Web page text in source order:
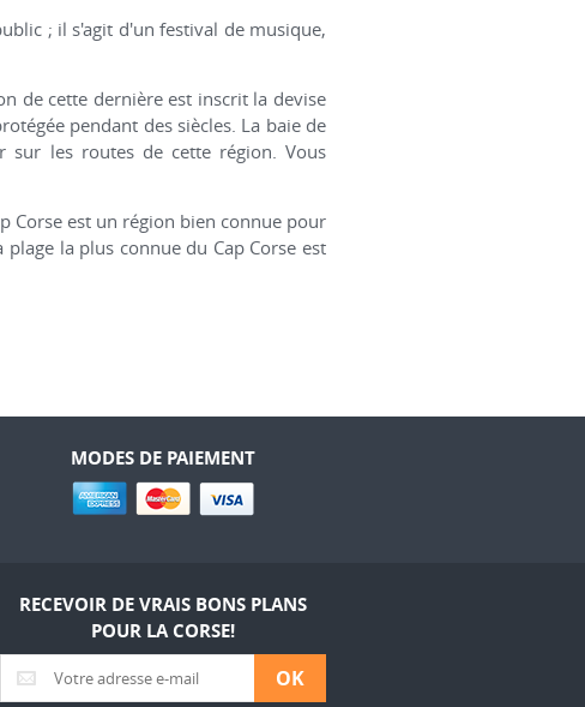
; il s'agit d'un festival de musique,
de cette dernière est inscrit la devise
pendant des siècles. La baie de
sur les routes de cette région. Vous
Corse est un région bien connue pour
la plus connue du Cap Corse est
MODES DE PAIEMENT
RECEVOIR DE VRAIS BONS PLANS
POUR LA CORSE!
OK